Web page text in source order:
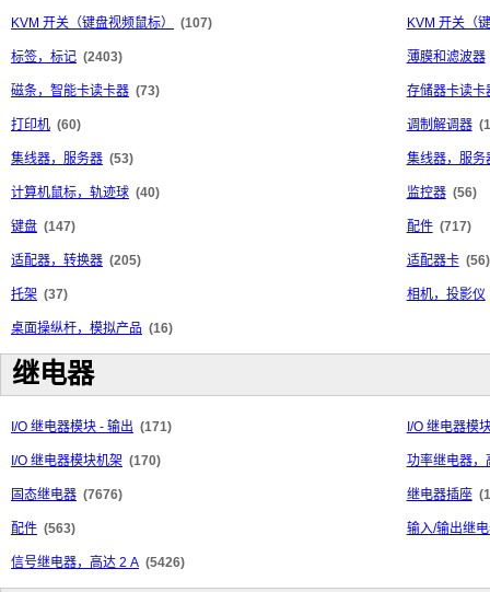
KVM 开关（键盘视频鼠标） (107) KVM 开关（
标签，标记 (2403) 薄膜和滤波器
磁条，智能卡读卡器 (73) 存储器卡读卡
打印机 (60) 调制解调器
集线器，服务器 (53) 集线器，服务
计算机鼠标，轨迹球 (40) 监控器 (56)
键盘 (147) 配件 (717)
适配器，转换器 (205) 适配器卡 (56)
托架 (37) 相机，投影仪
桌面操纵杆，模拟产品 (16)
继电器
I/O 继电器模块 - 输出 (171) I/O 继电器模
I/O 继电器模块机架 (170) 功率继电器，
固态继电器 (7676) 继电器插座
配件 (563) 输入/输出继
信号继电器，高达 2 A (5426)